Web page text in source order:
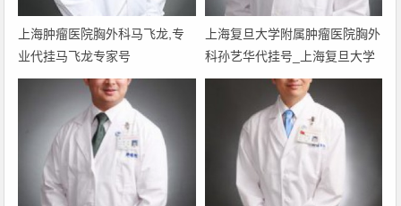
上海肿瘤医院胸外科马飞龙,专
业代挂马飞龙专家号
上海复旦大学附属肿瘤医院胸外
科孙艺华代挂号_上海复旦大学
附属肿瘤医院胸外科孙艺华网上
预约挂号_上海复旦大学附属肿
瘤医院胸外科孙艺华黄牛代挂号